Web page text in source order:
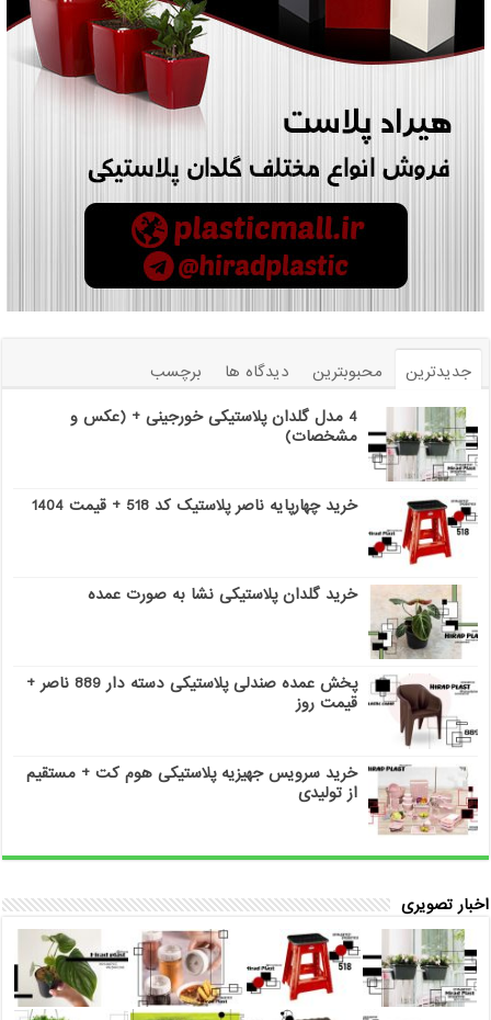
جدیدترین محبوبترین دیدگاه ها
برچسب
4 مدل گلدان پلاستیکی خورجینی + (عکس و
مشخصات)
خرید چهارپایه ناصر پلاستیک کد 518 + قیمت 1404
خرید گلدان پلاستیکی نشا به صورت عمده
پخش عمده صندلی پلاستیکی دسته دار 889 ناصر +
قیمت روز
خرید سرویس جهیزیه پلاستیکی هوم کت + مستقیم
از تولیدی
اخبار تصویری